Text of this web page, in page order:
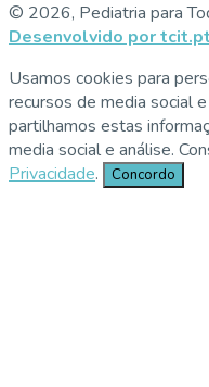
© 2026, Pediatria para
Desenvolvido por
Usamos cookies para
recursos de media social
partilhamos estas
media social e análise.
Privacidade. Concordo